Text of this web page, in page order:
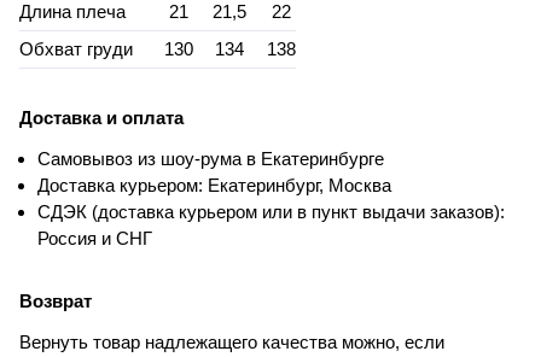
Длина плеча
21 21,5
22
Обхват груди
130 134 138
Доставка и оплата
Самовывоз из шоу-рума в Екатеринбурге
Доставка курьером: Екатеринбург, Москва
СДЭК (доставка курьером или в пункт выдачи заказов):
Россия и СНГ
Возврат
Вернуть товар надлежащего качества можно, если